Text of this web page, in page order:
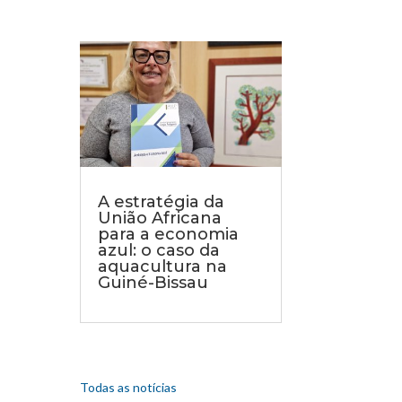
A estratégia da
União Africana
para a economia
azul: o caso da
aquacultura na
Guiné-Bissau
Todas as notícias